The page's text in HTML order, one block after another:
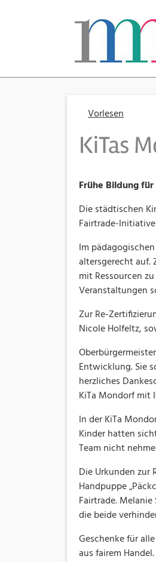
Vorlesen
KiTas
Frühe Bildung
Die städtischen
Fairtrade-
Im
altersgerecht auf.
mit Ressourcen
Veranstaltungen
Zur Re-
Nicole Holfeltz,
Entwicklung. Sie
herzliches
KiTa Mondorf mit
In der KiTa
Kinder hatten
Team nicht
Die Urkunden zur
Handpuppe
Fairtrade.
die beide
Geschenke für
aus fairem Handel.